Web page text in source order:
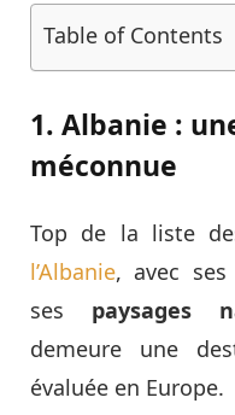
Table of Contents
1. Albanie :
méconnue
Top de la liste
l’Albanie, avec ses
ses paysages
demeure une
évaluée en Europe.